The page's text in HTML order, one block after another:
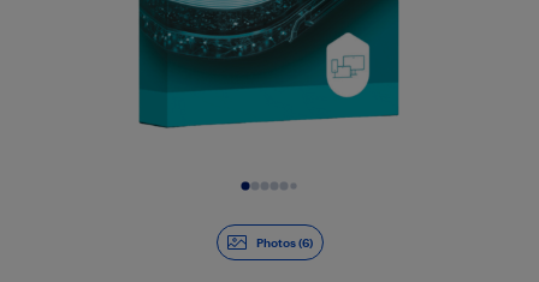
Photos (6)